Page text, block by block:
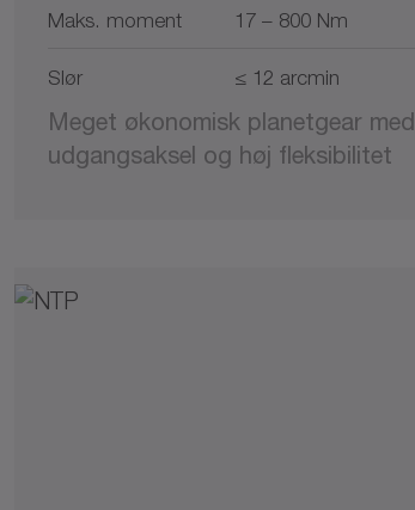
Maks. moment 17 – 800 Nm
Slør ≤ 12 arcmin
Meget økonomisk planetgear med
udgangsaksel og høj fleksibilitet